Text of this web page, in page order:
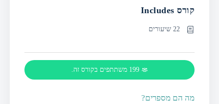
קורס Includes
22 שיעורים
199 משתתפים בקורס זה.
מה הם מספרים?